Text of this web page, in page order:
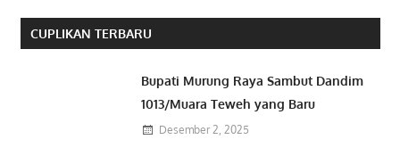
CUPLIKAN TERBARU
Bupati Murung Raya Sambut Dandim
1013/Muara Teweh yang Baru
Desember 2, 2025